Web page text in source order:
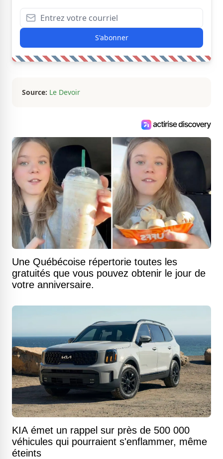
S'abonner
Source: Le Devoir
Une Québécoise répertorie toutes les
gratuités que vous pouvez obtenir le jour de
votre anniversaire.
KIA émet un rappel sur près de 500 000
véhicules qui pourraient s'enflammer, même
éteints